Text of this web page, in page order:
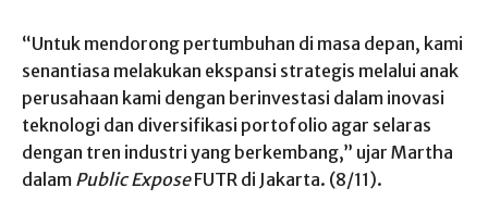
“Untuk mendorong pertumbuhan di masa depan, kami
senantiasa melakukan ekspansi strategis melalui anak
perusahaan kami dengan berinvestasi dalam inovasi
teknologi dan diversifikasi portofolio agar selaras
dengan tren industri yang berkembang,” ujar Martha
dalam Public ExposeFUTR di Jakarta. (8/11).